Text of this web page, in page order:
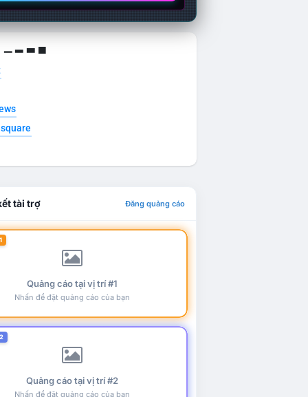
▁ ▂ ▃ ▄
tài trợ Đăng quảng cáo
Quảng cáo tại vị trí #1
Nhấn để đặt quảng cáo của bạn
Quảng cáo tại vị trí #2
Nhấn để đặt quảng cáo của bạn